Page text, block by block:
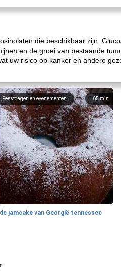
die beschikbaar zijn.
en de groei van bestaande
uw risico op kanker en andere
65min
Feestdagen en evenementen
de jamcake van Georgië tennessee